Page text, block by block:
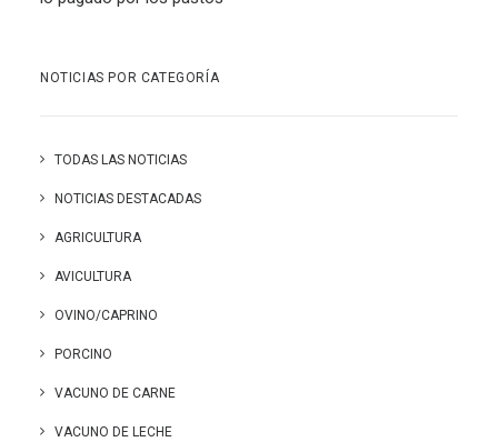
NOTICIAS POR CATEGORÍA
TODAS LAS NOTICIAS
NOTICIAS DESTACADAS
AGRICULTURA
AVICULTURA
OVINO/CAPRINO
PORCINO
VACUNO DE CARNE
VACUNO DE LECHE